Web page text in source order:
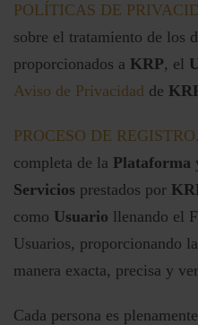
POLÍTICAS DE
sobre el tratamiento de los
proporcionados a KRP, el
Aviso de Privacidad de
PROCESO DE
completa de la Plataforma
Servicios prestados por
como Usuario llenando el
Usuarios, proporcionando
manera exacta, precisa y
Cada persona es